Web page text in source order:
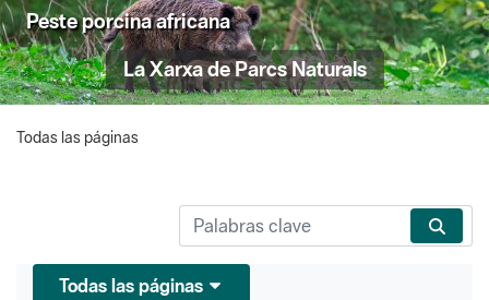
Peste porcina africana
La Xarxa de Parcs Naturals
Todas las páginas
Todas las páginas